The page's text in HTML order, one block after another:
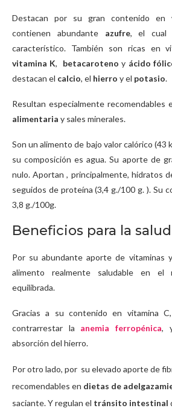
Destacan por su gran contenido en
contienen abundante azufre, el cual
característico. También son ricas en
vitamina K, betacaroteno y ácido
destacan el calcio, el hierro y el potasio.
Resultan especialmente recomendables
alimentaria y sales minerales.
Son un alimento de bajo valor calórico (43
su composición es agua. Su aporte de
nulo. Aportan , principalmente, hidratos
seguidos de proteína (3,4 g./100 g. ). Su
3,8 g./100g.
Beneficios para la salud
Por su abundante aporte de vitaminas
alimento realmente saludable en
equilibrada.
Gracias a su contenido en vitamina
contrarrestar la
anemia ferropénica,
absorción del hierro.
Por otro lado, por su elevado aporte de
recomendables en dietas de
saciante. Y regulan el tránsito intestinal